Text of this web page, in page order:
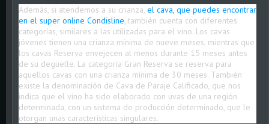
Además, si atendemos a su crianza, el cava, que puedes encontrar
en el super online Condisline, también cuenta con diferentes
categorías, similares a las utilizadas para el vino. Los cavas
jóvenes tienen una crianza mínima de nueve meses, mientras que
los cavas Reserva envejecen al menos durante 15 meses antes
de su degüelle. La categoría Gran Reserva se reserva para
aquellos cavas con una crianza mínima de 30 meses. También
existe la denominación de Cava de Paraje Calificado, que nos
indica que el vino ha sido elaborado con uvas de una región
determinada, con un sistema de producción determinado, que le
otorgan unas características singulares.